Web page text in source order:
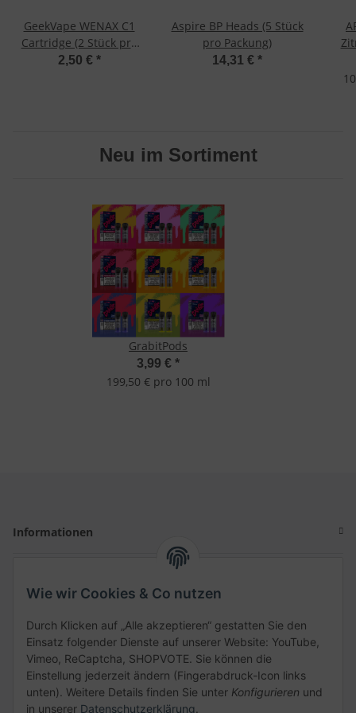
GeekVape WENAX C1
Cartridge (2 Stück pro
Packung)
2,50 € *
Aspire BP Heads (5 Stück
pro Packung)
14,31 € *
Neu im Sortiment
GrabitPods
3,99 € *
199,50 € pro 100 ml
Informationen
Kategorien
Wie wir Cookies & Co nutzen
Durch Klicken auf „Alle akzeptieren“ gestatten Sie den
Einsatz folgender Dienste auf unserer Website: YouTube,
Vimeo, ReCaptcha, SHOPVOTE. Sie können die
Einstellung jederzeit ändern (Fingerabdruck-Icon links
unten). Weitere Details finden Sie unter Konfigurieren und
in unserer Datenschutzerklärung.